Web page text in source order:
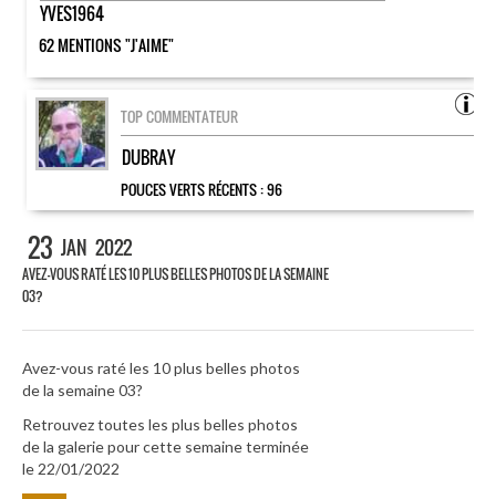
YVES1964
62 MENTIONS "J'AIME"
TOP COMMENTATEUR
DUBRAY
POUCES VERTS RÉCENTS :96
23 JAN 2022
AVEZ-VOUS RATÉ LES 10 PLUS BELLES PHOTOS DE LA SEMAINE
03?
Avez-vous raté les 10 plus belles photos
de la semaine 03?
Retrouvez toutes les plus belles photos
de la galerie pour cette semaine terminée
le 22/01/2022